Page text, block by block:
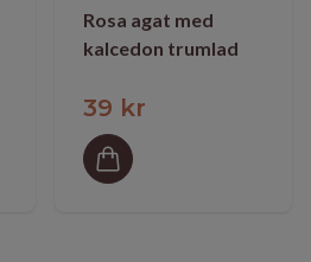
Rosa agat med
kalcedon trumlad
39 kr